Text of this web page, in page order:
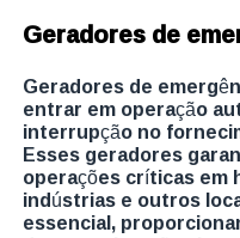
Geradores de
Geradores de
entrar em operação
interrupção no
Esses geradores
operações críticas
indústrias e outros
essencial,